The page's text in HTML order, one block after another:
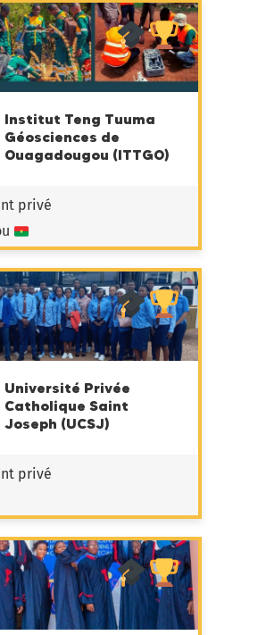
Institut Teng Tuuma
Géosciences de
Ouagadougou (ITTGO)
privé
Université Privée
Catholique Saint
Joseph (UCSJ)
privé